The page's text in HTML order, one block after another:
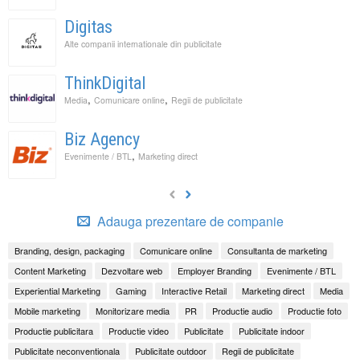
Digitas
Alte companii internationale din publicitate
ThinkDigital
Media, Comunicare online, Regii de publicitate
Biz Agency
Evenimente / BTL , Marketing direct
Adauga prezentare de companie
Branding, design, packaging Comunicare online
Consultanta de marketing
Content Marketing
Dezvoltare web Employer Branding
Evenimente / BTL
Experiential Marketing
Gaming Interactive Retail Marketing direct
Media
Mobile marketing
Monitorizare media PR Productie audio
Productie foto
Productie publicitara
Productie video Publicitate
Publicitate indoor
Publicitate neconventionala
Publicitate outdoor Regii de publicitate